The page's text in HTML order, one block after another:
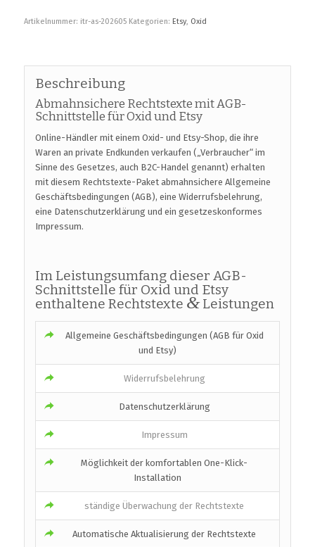
Artikelnummer: itr-as-202605 Kategorien: Etsy, Oxid
Beschreibung
Abmahnsichere Rechtstexte mit AGB-
Schnittstelle für Oxid und Etsy
Online-Händler mit einem Oxid- und Etsy-Shop, die ihre
Waren an private Endkunden verkaufen („Verbraucher“ im
Sinne des Gesetzes, auch B2C-Handel genannt) erhalten
mit diesem Rechtstexte-Paket abmahnsichere Allgemeine
Geschäftsbedingungen (AGB), eine Widerrufsbelehrung,
eine Datenschutzerklärung und ein gesetzeskonformes
Impressum.
Im Leistungsumfang dieser AGB-
Schnittstelle für Oxid und Etsy
enthaltene Rechtstexte &Leistungen
Allgemeine Geschäftsbedingungen (AGB für Oxid
und Etsy)
Widerrufsbelehrung
Datenschutzerklärung
Impressum
Möglichkeit der komfortablen One-Klick-
Installation
ständige Überwachung der Rechtstexte
Automatische Aktualisierung der Rechtstexte